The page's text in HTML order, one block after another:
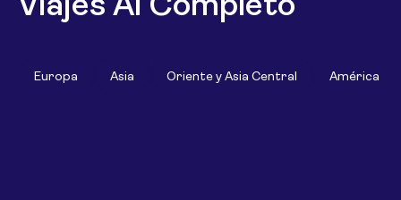
Europa Asia Oriente y Asia Central América